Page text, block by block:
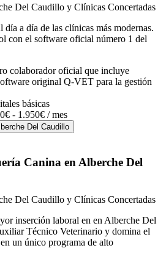
Del Caudillo y Clínicas Concertadas
día a día de las clínicas más modernas.
con el software oficial número 1 del
colaborador oficial que incluye
original Q-VET para la gestión
básicas
- 1.950€ / mes
Del Caudillo
Canina en Alberche Del
Del Caudillo y Clínicas Concertadas
inserción laboral en en Alberche Del
Técnico Veterinario y domina el
un único programa de alto